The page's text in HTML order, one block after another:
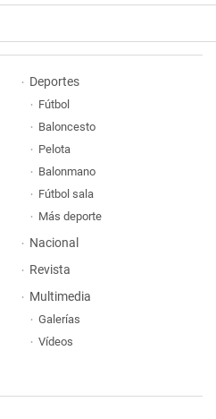
Deportes
Fútbol
Baloncesto
Pelota
Balonmano
Fútbol sala
Más deporte
Nacional
Revista
Multimedia
Galerías
Vídeos